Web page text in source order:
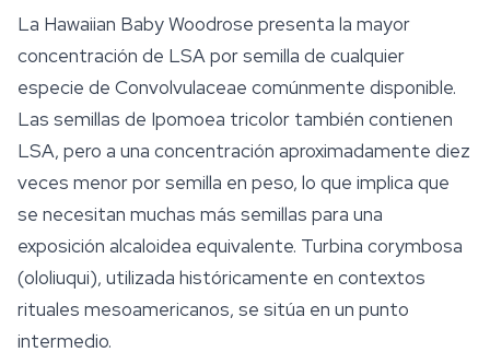
La Hawaiian Baby Woodrose presenta la mayor
concentración de LSA por semilla de cualquier
especie de Convolvulaceae comúnmente disponible.
Las semillas de Ipomoea tricolor también contienen
LSA, pero a una concentración aproximadamente diez
veces menor por semilla en peso, lo que implica que
se necesitan muchas más semillas para una
exposición alcaloidea equivalente. Turbina corymbosa
(ololiuqui), utilizada históricamente en contextos
rituales mesoamericanos, se sitúa en un punto
intermedio.